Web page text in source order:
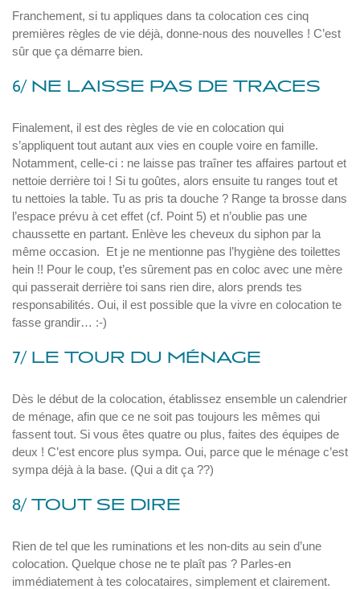
Franchement, si tu appliques dans ta colocation ces cinq
premières règles de vie déjà, donne-nous des nouvelles ! C’est
sûr que ça démarre bien.
6/ NE LAISSE PAS DE TRACES
Finalement, il est des règles de vie en colocation qui
s’appliquent tout autant aux vies en couple voire en famille.
Notamment, celle-ci : ne laisse pas traîner tes affaires partout et
nettoie derrière toi ! Si tu goûtes, alors ensuite tu ranges tout et
tu nettoies la table. Tu as pris ta douche ? Range ta brosse dans
l’espace prévu à cet effet (cf. Point 5) et n’oublie pas une
chaussette en partant. Enlève les cheveux du siphon par la
même occasion. Et je ne mentionne pas l’hygiène des toilettes
hein !! Pour le coup, t’es sûrement pas en coloc avec une mère
qui passerait derrière toi sans rien dire, alors prends tes
responsabilités. Oui, il est possible que la vivre en colocation te
fasse grandir… :-)
7/ LE TOUR DU MÉNAGE
Dès le début de la colocation, établissez ensemble un calendrier
de ménage, afin que ce ne soit pas toujours les mêmes qui
fassent tout. Si vous êtes quatre ou plus, faites des équipes de
deux ! C’est encore plus sympa. Oui, parce que le ménage c’est
sympa déjà à la base. (Qui a dit ça ??)
8/ TOUT SE DIRE
Rien de tel que les ruminations et les non-dits au sein d’une
colocation. Quelque chose ne te plaît pas ? Parles-en
immédiatement à tes colocataires, simplement et clairement.